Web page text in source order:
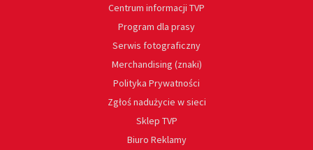
Centrum informacji TVP
Program dla prasy
Serwis fotograficzny
Merchandising (znaki)
Polityka Prywatności
Zgłoś nadużycie w sieci
Sklep TVP
Biuro Reklamy